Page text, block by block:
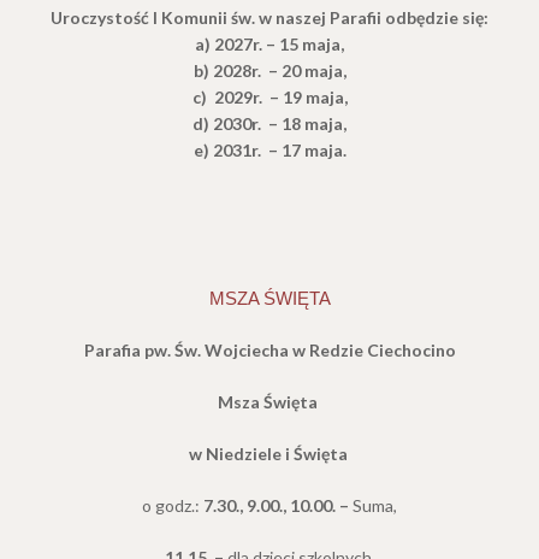
Uroczystość I Komunii św.w naszej Parafii odbędzie się:
a) 2027r. – 15 maja,
b) 2028r. – 20 maja,
c) 2029r. – 19 maja,
d) 2030r. – 18 maja,
e) 2031r. – 17 maja.
MSZA ŚWIĘTA
Parafia pw. Św. Wojciecha w Redzie Ciechocino
Msza Święta
w Niedziele i Święta
o godz.: 7.30., 9.00., 10.00. – Suma,